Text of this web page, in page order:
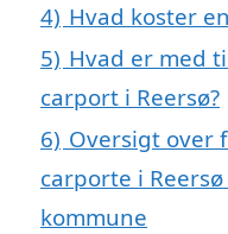
4) Hvad koster
5) Hvad er med
carport i Reersø?
6) Oversigt over
carporte i
kommune